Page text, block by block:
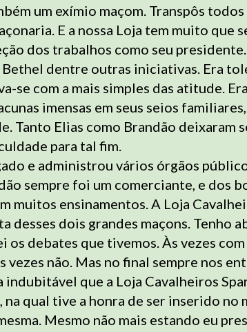
um exímio maçom. Transpôs
E a nossa Loja tem muito que
dos trabalhos como seu
Bethel dentre outras iniciativas. Era
se com a mais simples das atitude.
imensas em seus seios familiares,
Tanto Elias como Brandão deixaram
para tal fim.
e administrou vários órgãos
sempre foi um comerciante, e dos
muitos ensinamentos. A Loja
desses dois grandes maçons. Tenho
os debates que tivemos. Às vezes com
vezes não. Mas no final sempre nos
indubitável que a Loja Cavalheiros
qual tive a honra de ser inserido no
Mesmo não mais estando eu